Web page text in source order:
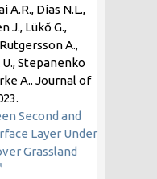
A.R., Dias N.L.,
J., Lükő G.,
A.,
U., Stepanenko
A.. Journal of
.
Second and
Layer Under
Grassland